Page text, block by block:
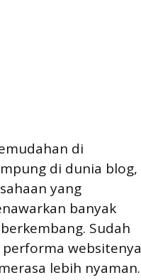
di
di dunia blog,
yang
banyak
Sudah
performa websitenya
lebih nyaman.